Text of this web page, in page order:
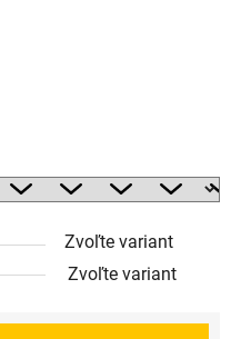
Zvoľte variant
Zvoľte variant